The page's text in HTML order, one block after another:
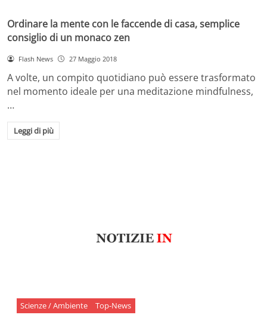
Ordinare la mente con le faccende di casa, semplice
consiglio di un monaco zen
Flash News 27 Maggio 2018
A volte, un compito quotidiano può essere trasformato
nel momento ideale per una meditazione mindfulness,
…
Leggi di più
Scienze / Ambiente Top-News